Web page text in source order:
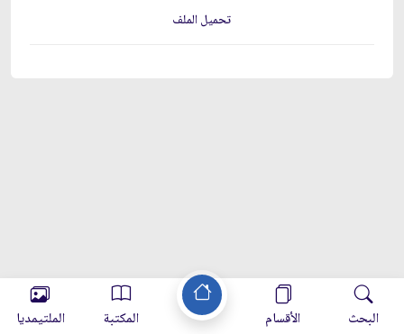
تحميل الملف
البحث الأقسام المكتبة الملتيمديا